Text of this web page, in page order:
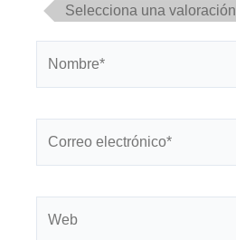
Selecciona una valoración
electrónico*